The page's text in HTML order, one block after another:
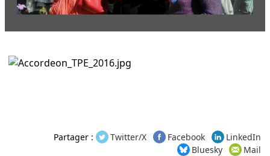
Partager : Twitter/X Facebook
LinkedIn
Bluesky
Mail